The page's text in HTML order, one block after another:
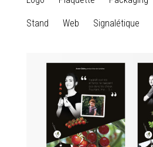
Stand Web Signalétique